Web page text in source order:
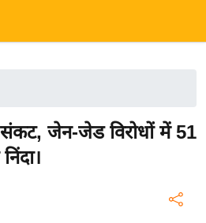
जेन-जेड विरोधों में 51